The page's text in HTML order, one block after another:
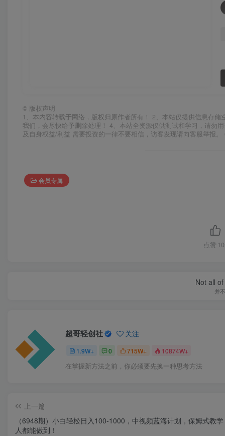
© 版权声明
1、本内容转载于网络，版权归原作者所有！ 2、本站仅提供信息存
我们，会尽快给予删除处理！ 4、本站全资源仅供测试和学习，请勿
及自身权益/利益 需要投资的一律不要相信，访客发现请向客服举报
会员专属
点赞
Not all
并
超哥轻创社 关注
1.9W+ 0 715W+ 10874W+
在掌握新方法之前，你必须要先换一种思考方法
上一篇
（6948期）小白轻松日入100-1000，中视频蓝海计划，保姆式教
人都能做到！